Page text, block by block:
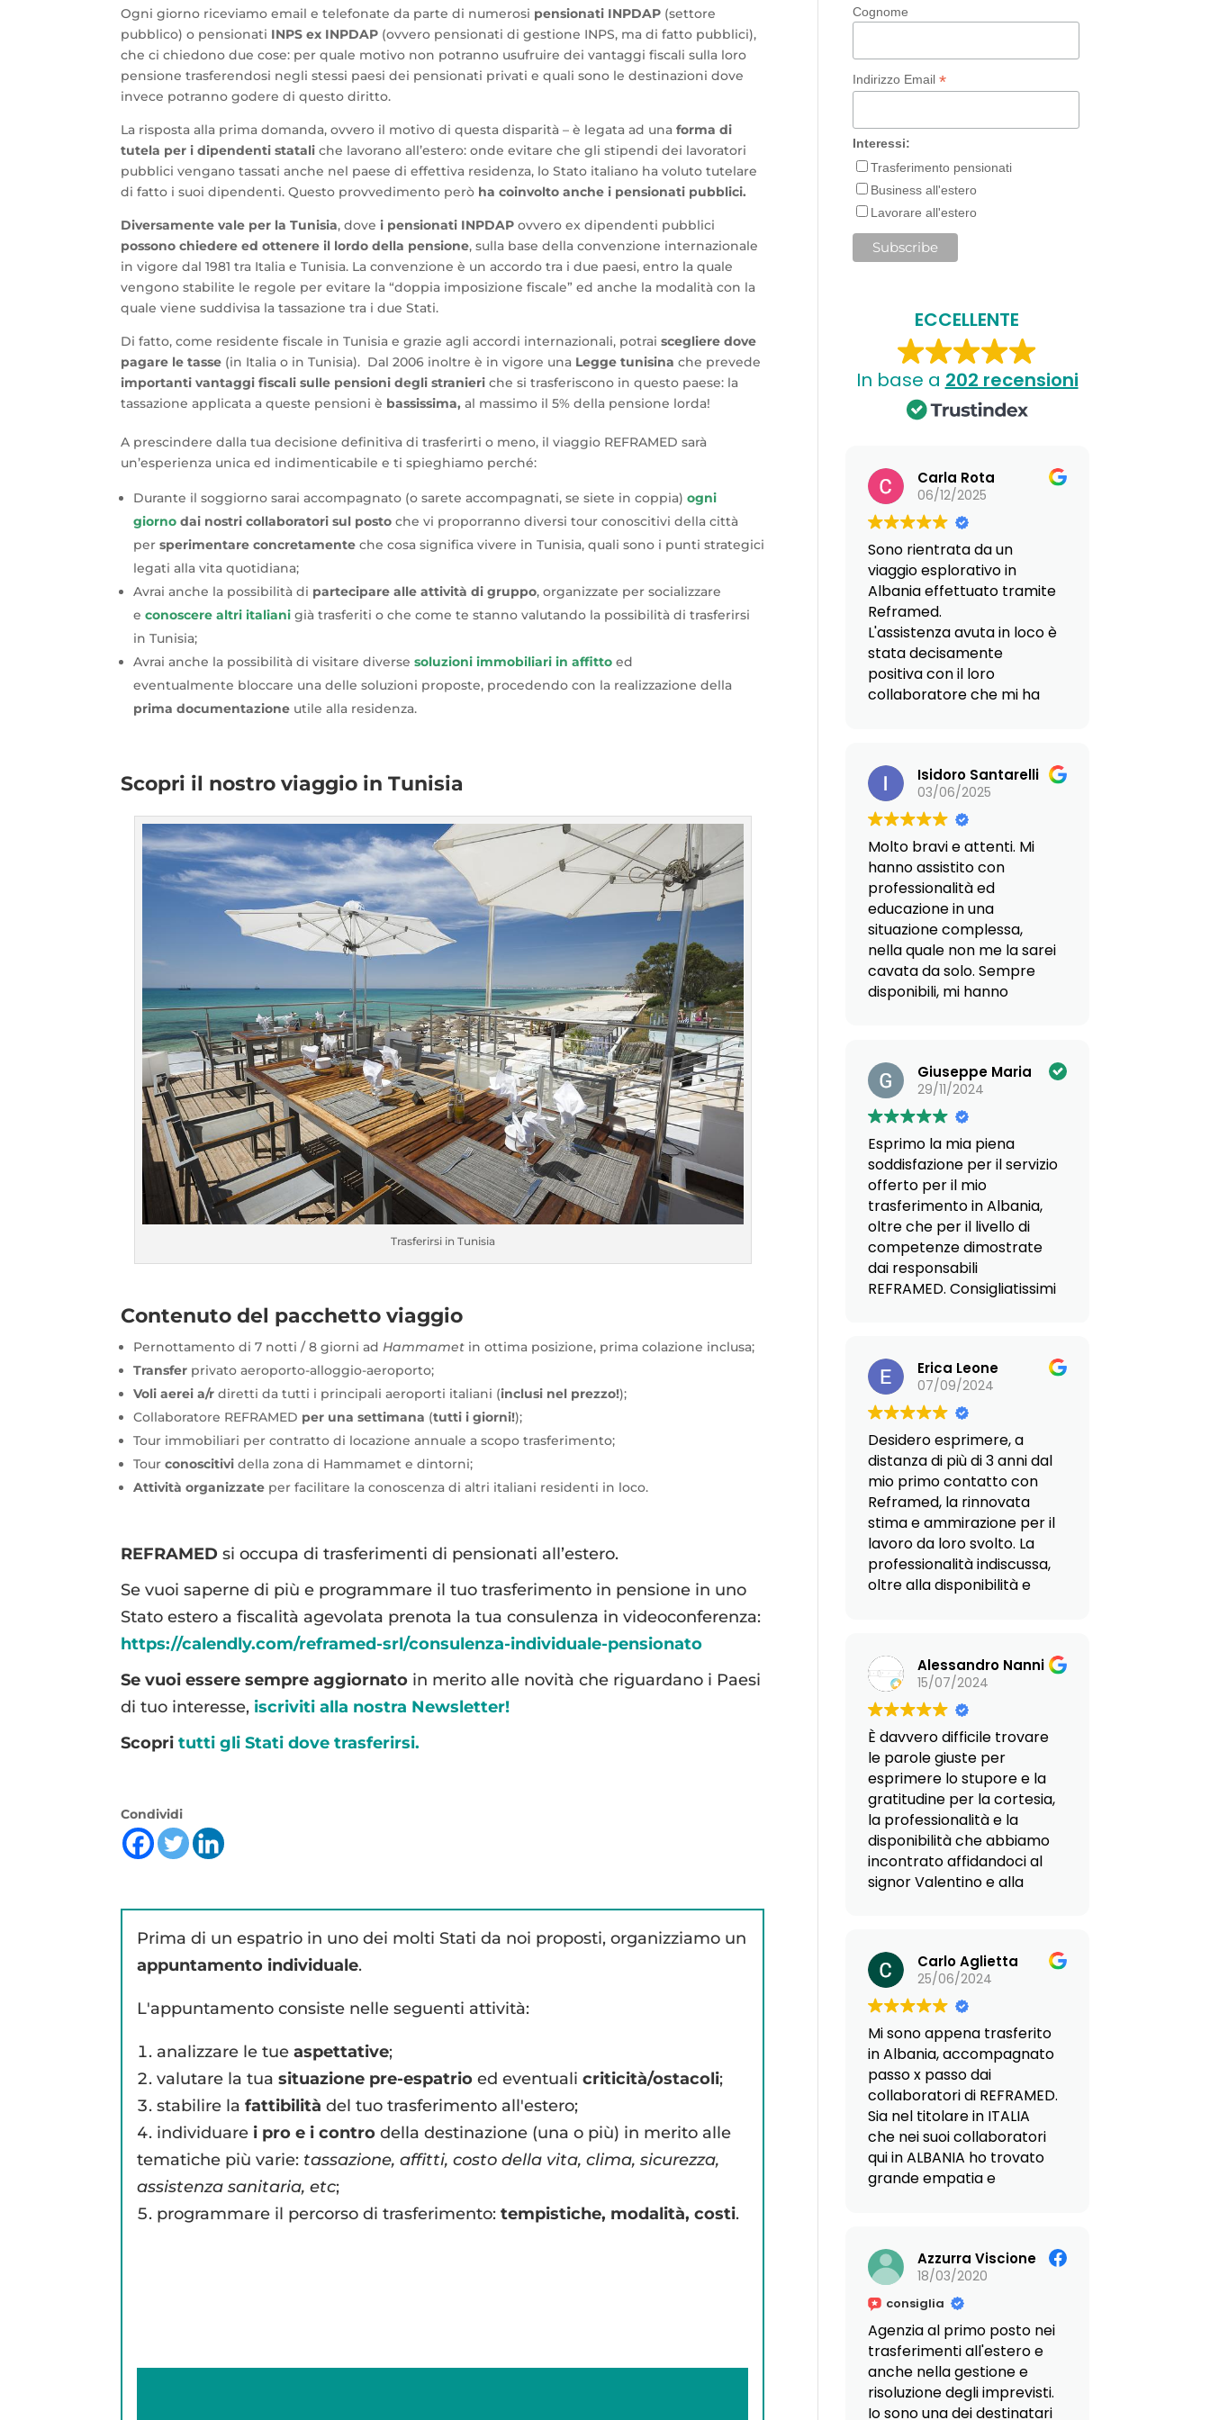
Ogni giorno riceviamo email e telefonate da parte di numerosi pensionati INPDAP (settore
pubblico) o pensionati INPS ex INPDAP (ovvero pensionati di gestione INPS, ma di fatto pubblici),
che ci chiedono due cose: per quale motivo non potranno usufruire dei vantaggi fiscali sulla loro
pensione trasferendosi negli stessi paesi dei pensionati privati e quali sono le destinazioni dove
invece potranno godere di questo diritto.
La risposta alla prima domanda, ovvero il motivo di questa disparità – è legata ad unaforma di
tutela per i dipendenti statali che lavorano all’estero: onde evitare che gli stipendi dei lavoratori
pubblici vengano tassati anche nel paese di effettiva residenza, lo Stato italiano ha voluto tutelare
di fatto i suoi dipendenti. Questo provvedimento però ha coinvolto anche i pensionati pubblici.
Diversamente vale per la Tunisia, dovei pensionati INPDAP ovvero ex dipendenti pubblici
possono chiedere ed ottenere il lordo della pensione, sulla base della convenzione internazionale
in vigore dal 1981 tra Italia e Tunisia. La convenzione è un accordo tra i due paesi, entro la quale
vengono stabilite le regole per evitare la “doppia imposizione fiscale” ed anche la modalità con la
quale viene suddivisa la tassazione tra i due Stati.
Di fatto, come residente fiscale in Tunisia e grazie agli accordi internazionali, potraiscegliere dove
pagare le tasse (in Italia o in Tunisia). Dal 2006 inoltre è in vigore una Legge tunisina che prevede
importanti vantaggi fiscali sulle pensioni degli stranieri che si trasferiscono in questo paese: la
tassazione applicata a queste pensioni è bassissima, al massimo il 5% della pensione lorda!
A prescindere dalla tua decisione definitiva di trasferirti o meno, il viaggio REFRAMED sarà
un’esperienza unica ed indimenticabile e ti spieghiamo perché:
Durante il soggiorno sarai accompagnato (o sarete accompagnati, se siete in coppia) ogni
giorno dai nostri collaboratori sul postoche vi proporranno diversi tour conoscitivi della città
persperimentare concretamente che cosa significa vivere in Tunisia, quali sono i punti strategici
legati alla vita quotidiana;
Avrai anche la possibilità di partecipare alle attività di gruppo, organizzate per socializzare
econoscere altri italiani già trasferiti o che come te stanno valutando la possibilità di trasferirsi
in Tunisia;
Avrai anche la possibilità di visitare diversesoluzioni immobiliari in affitto ed
eventualmente bloccare una delle soluzioni proposte, procedendo con la realizzazione della
prima documentazione utile alla residenza.
Scopri il nostro viaggio in Tunisia
Trasferirsi in Tunisia
Contenuto del pacchetto viaggio
Pernottamento di 7 notti / 8 giorni adHammamet in ottima posizione, prima colazione inclusa;
Transfer privato aeroporto-alloggio-aeroporto;
Voli aerei a/rdiretti da tutti i principali aeroporti italiani (inclusi nel prezzo!);
Collaboratore REFRAMED per una settimana (tutti i giorni!);
Tour immobiliari per contratto di locazione annuale a scopo trasferimento;
Tourconoscitivi della zona di Hammamet e dintorni;
Attività organizzate per facilitare la conoscenza di altri italiani residenti in loco.
REFRAMED si occupa di trasferimenti di pensionati all’estero.
Se vuoi saperne di più e programmare il tuo trasferimento in pensione in uno
Stato estero a fiscalità agevolata prenota la tua consulenza in videoconferenza:
https://calendly.com/reframed-srl/consulenza-individuale-pensionato
Se vuoi essere sempre aggiornato in merito alle novità che riguardano i Paesi
di tuo interesse, iscriviti alla nostra Newsletter!
Scopri tutti gli Stati dove trasferirsi.
Condividi
Prima di un espatrio in uno dei molti Stati da noi proposti, organizziamo un
appuntamento individuale.
L'appuntamento consiste nelle seguenti attività:
analizzare le tueaspettative;
valutare la tuasituazione pre-espatrio ed eventualicriticità/ostacoli;
stabilire lafattibilità del tuo trasferimento all'estero;
individuare i pro e i contro della destinazione (una o più) in merito alle
tematiche più varie: tassazione, affitti, costo della vita, clima, sicurezza,
assistenza sanitaria, etc;
programmare il percorso di trasferimento:tempistiche, modalità, costi.
Cognome
Indirizzo Email *
Interessi:
Trasferimento pensionati
Business all'estero
Lavorare all'estero
ECCELLENTE
In base a 202 recensioni
Carla Rota
06/12/2025
Sono rientrata da un
viaggio esplorativo in
Albania effettuato tramite
Reframed.
L'assistenza avuta in loco è
stata decisamente
positiva con il loro
collaboratore che mi ha
Anche nelle persone
dell'Agenzia Immobiliare
che mi hanno proposto
varie soluzioni abitative ho
riscontrato competenza e
serietà.
Sicuramente confermata
l'impostazione che già
avevo rilevato nei vari
colloqui online nonché
nell'incontro presso la loro
sede.
Valentino Coletto.
Carla Rota
Isidoro Santarelli
03/06/2025
Molto bravi e attenti. Mi
hanno assistito con
professionalità ed
educazione in una
situazione complessa,
nella quale non me la sarei
cavata da solo. Sempre
disponibili, mi hanno
Giuseppe Maria
29/11/2024
Esprimo la mia piena
soddisfazione per il servizio
offerto per il mio
trasferimento in Albania,
oltre che per il livello di
competenze dimostrate
dai responsabili
REFRAMED. Consigliatissimi
Erica Leone
07/09/2024
Desidero esprimere, a
distanza di più di 3 anni dal
mio primo contatto con
Reframed, la rinnovata
stima e ammirazione per il
lavoro da loro svolto. La
professionalità indiscussa,
oltre alla disponibilità e
top. Nello specifico, io
partivo da sola per
Hammamet, non sapendo
il francese, e senza alcun
aggancio in loco.
Reframed mi ha
pazientemente indirizzato
e guidato in tutte le fasi
dell’impresa, dalle
complicazioni
burocratiche alle difficoltà
della sistemazione in loco,
persone esperte, gentili e
super disponibili. Grazie
allora al Dott.Valentino,
alle Dott.sse Giovanna ed
Enza. Un forte, affettuoso
abbraccio! Erica.
Alessandro Nanni
15/07/2024
È davvero difficile trovare
le parole giuste per
esprimere lo stupore e la
gratitudine per la cortesia,
la professionalità e la
disponibilità che abbiamo
incontrato affidandoci al
signor Valentino e alla
dedizione straordinaria nel
nostro progetto di
trasferirci in Paraguay,
fornendoci ogni
indicazione utile e
trasformando quello che
sarebbe potuto essere un
complicato trasferimento
dall'altra parte del mondo
in un'esperienza semplice
e priva di stress.
unita a una rete di
collaboratori eccellenti in
loco, ci ha fornito una
sicurezza impareggiabile.
Ma ciò che ci ha colpito
maggiormente è stata la
loro straordinaria
disponibilità e il calore
Carlo Aglietta
25/06/2024
Mi sono appena trasferito
in Albania, accompagnato
passo x passo dai
collaboratori di REFRAMED.
Sia nel titolare in ITALIA
che nei suoi collaboratori
qui in ALBANIA ho trovato
grande empatia e
la ricchezza di soluzioni
propostami durante il mio
viaggio immobiliare. Ora
stanno seguendo per me
le varie pratiche e rilascio
permessi e francamente
mi sento in ottime mani.
Azzurra Viscione
18/03/2020
consiglia
Agenzia al primo posto nei
trasferimenti all'estero e
anche nella gestione e
risoluzione degli imprevisti.
Io sono una dei destinatari